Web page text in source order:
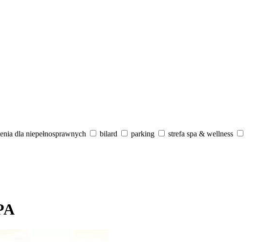
dla niepełnosprawnych bilard parking
strefa spa & wellness